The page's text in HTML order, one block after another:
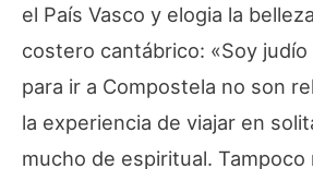
el País Vasco y elogia la
costero cantábrico: «Soy
para ir a Compostela no son
la experiencia de viajar en
mucho de espiritual.